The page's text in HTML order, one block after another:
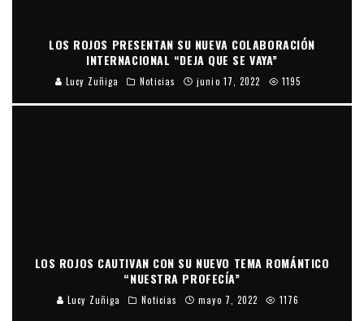
LOS ROJOS PRESENTAN SU NUEVA COLABORACIÓN
INTERNACIONAL “DEJA QUE SE VAYA”
Lucy Zuñiga Noticias junio 17, 2022 1195
LOS ROJOS CAUTIVAN CON SU NUEVO TEMA ROMÁNTICO
“NUESTRA PROFECÍA”
Lucy Zuñiga Noticias mayo 7, 2022 1176